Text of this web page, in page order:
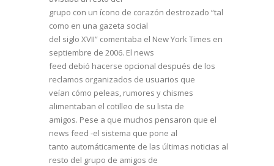
grupo con un ícono de corazón destrozado “tal
como en una gazeta social
del siglo XVII” comentaba el New York Times en
septiembre de 2006. El news
feed debió hacerse opcional después de los
reclamos organizados de usuarios que
veían cómo peleas, rumores y chismes
alimentaban el cotilleo de su lista de
amigos. Pese a que muchos pensaron que el
news feed -el sistema que pone al
tanto automáticamente de las últimas noticias al
resto del grupo de amigos de